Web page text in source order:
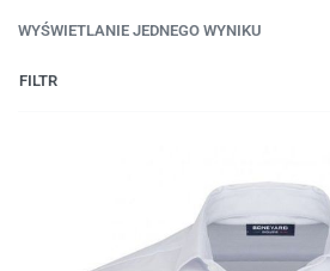
WYŚWIETLANIE JEDNEGO WYNIKU
FILTR